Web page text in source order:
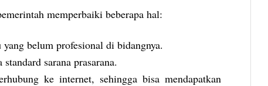
memperbaiki beberapa hal:
belum profesional di bidangnya.
sarana prasarana.
ke internet, sehingga bisa mendapatkan